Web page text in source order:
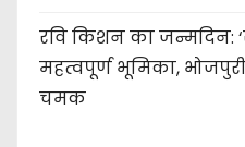
रवि किशन का जन्मदिन:
महत्वपूर्ण भूमिका,
चमक